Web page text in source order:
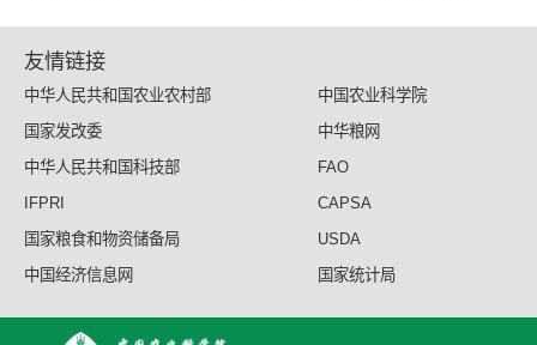
友情链接
中华人民共和国农业农村部
中国农业科学院
国家发改委
中华粮网
中华人民共和国科技部
FAO
IFPRI
CAPSA
国家粮食和物资储备局
USDA
中国经济信息网
国家统计局